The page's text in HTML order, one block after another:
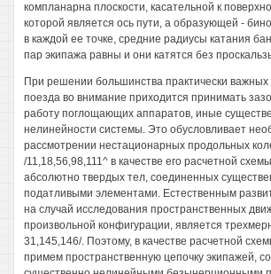
компланарна плоскости, касательной к
которой является ось пути, а образующей -
в каждой ее точке, средние радиусы катания
пар экипажа равны и они катятся без
При решении большинства практически важных
поезда во внимание приходится принимать
работу поглощающих аппаратов, иные
нелинейности системы. Это обусловливает
рассмотрении нестационарных продольных
/11,18,56,98,111^ в качестве его расчетной
абсолютно твердых тел, соединенных
податливыми элементами. Естественным
на случай исследования пространственных
произвольной конфигурации, является
31,145,146/. Поэтому, в качестве расчетной
примем пространственную цепочку экипажей,